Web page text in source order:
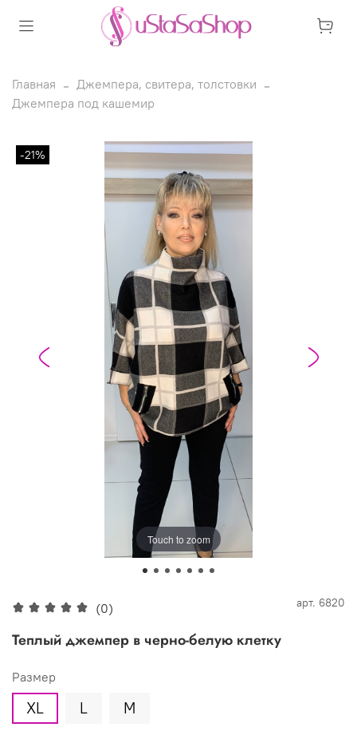
Главная
Джемпера, свитера, толстовки
Джемпера под кашемир
Touch to zoom
-21%
(0) арт. 6820
Теплый джемпер в черно-белую клетку
Размер
XL L M